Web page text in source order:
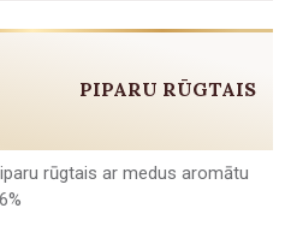
PIPARU RŪGTAIS
rūgtais ar medus aromātu